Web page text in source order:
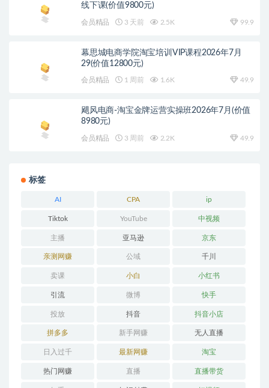
线下课(价值9800元)
会员精品 3 天前 2.5K 99.9
幕思城电商学院淘宝培训VIP课程2026年7月
29(价值12800元)
会员精品 1 周前 1.6K 49.9
飓风电商-淘宝金牌运营实操班2026年7月(价值
8980元)
会员精品 3 周前 2.2K 49.9
标签
AI CPA ip
Tiktok YouTube 中视频
主播 亚马逊 京东
亲测网赚 公域 千川
卖课 小白 小红书
引流 微博 快手
投放 抖音 抖音小店
拼多多 新手网赚 无人直播
日入过千 最新网赚 淘宝
热门网赚 直播 直播带货